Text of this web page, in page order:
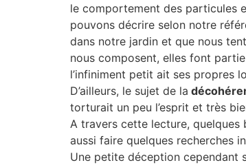
le comportement des particules
pouvons décrire selon notre
dans notre jardin et que nous
nous composent, elles font
l’infiniment petit ait ses propres
D’ailleurs, le sujet de la
torturait un peu l’esprit et très
A travers cette lecture, quelques
aussi faire quelques recherches
Une petite déception cependant